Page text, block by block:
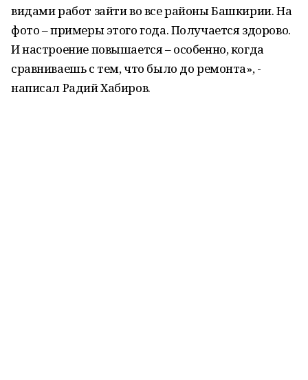
видами работ зайти во все районы Башкирии. На
фото – примеры этого года. Получается здорово.
И настроение повышается – особенно, когда
сравниваешь с тем, что было до ремонта», -
написал Радий Хабиров.